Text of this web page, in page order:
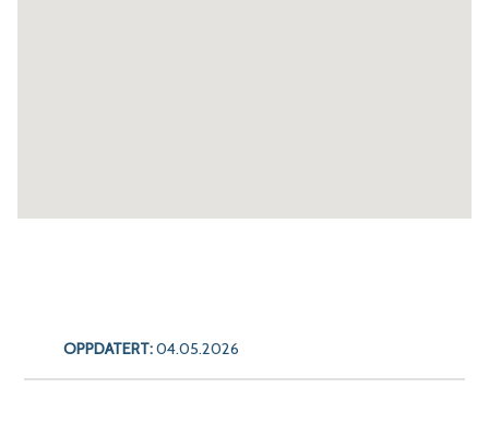
OPPDATERT:04.05.2026